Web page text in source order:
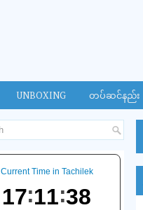
UNBOXING တပ်ဆင်နည်း
Current Time in Tachilek
17 11 39